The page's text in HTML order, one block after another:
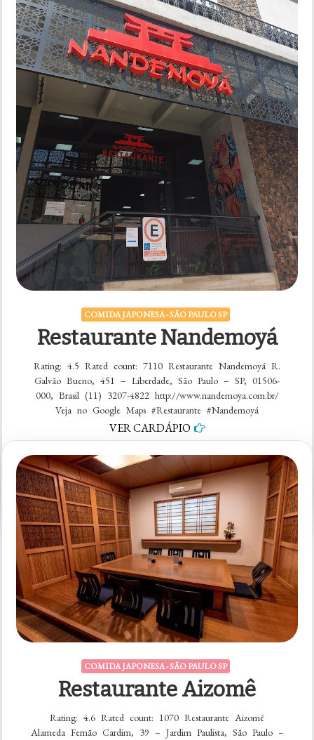
COMIDA JAPONESA - SÃO PAULO SP
Restaurante Nandemoyá
Rating: 4.5 Rated count: 7110 Restaurante Nandemoyá R.
Galvão Bueno, 451 – Liberdade, São Paulo – SP, 01506-
000, Brasil (11) 3207-4822 http://www.nandemoya.com.br/
Veja no Google Maps #Restaurante #Nandemoyá
VER CARDÁPIO
5 comentáriosem
Restaurante
Nandemoyá
COMIDA JAPONESA - SÃO PAULO SP
Restaurante Aizomê
Rating: 4.6 Rated count: 1070 Restaurante Aizomê
Alameda Fernão Cardim, 39 – Jardim Paulista, São Paulo –